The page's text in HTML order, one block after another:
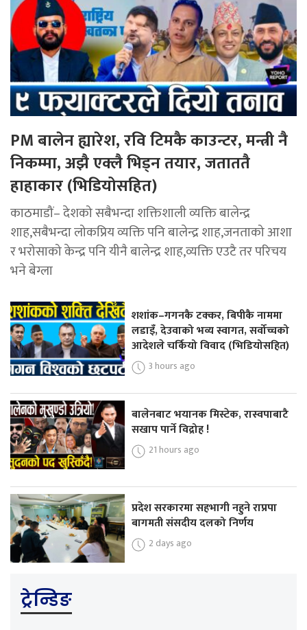
PM बालेन ह्यारेश, रवि टिमकै काउन्टर, मन्त्री नै
निकम्मा, अझै एक्लै भिड्न तयार, जताततै
हाहाकार (भिडियोसहित)
काठमाडौं– देशको सबैभन्दा शक्तिशाली व्यक्ति बालेन्द्र
शाह,सबैभन्दा लोकप्रिय व्यक्ति पनि बालेन्द्र शाह,जनताको आशा
र भरोसाको केन्द्र पनि यीनै बालेन्द्र शाह,व्यक्ति एउटै तर परिचय
भने बेग्ला
शशांक–गगनकै टक्कर, बिपीकै नाममा
लडाइँ, देउवाको भव्य स्वागत, सर्वोच्चको
आदेशले चर्कियो विवाद (भिडियोसहित)
3 hours ago
बालेनबाट भयानक मिस्टेक, रास्वपाबाटै
सखाप पार्ने विद्रोह !
21 hours ago
प्रदेश सरकारमा सहभागी नहुने राप्रपा
बागमती संसदीय दलको निर्णय
2 days ago
ट्रेन्डिङ